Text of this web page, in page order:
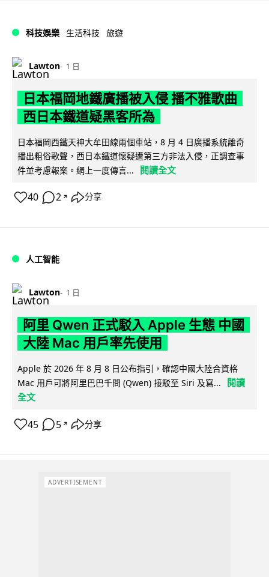
科技娛樂 生活科技 旅遊
Lawton 1 日
日本福岡地鐵廣播被入侵 播不雅歌曲
西日本鐵道疑黑客所為
日本福岡西鐵天神大牟田線兩個車站，8 月 4 日廣播系統離奇
播出粗俗歌聲，西日本鐵道懷疑遭第三方非法入侵，正調查事
件並考慮報案。網上一度傳言...
閱讀全文
40 2 ↗ 分享
人工智能
Lawton 1 日
阿里 Qwen 正式駁入 Apple 生態 中國
大陸 Mac 用戶率先使用
Apple 於 2026 年 8 月 8 日公布指引，確認中國大陸合資格
Mac 用戶可將阿里巴巴千問 (Qwen) 接駁至 Siri 及寫...
閱讀
全文
45 5 ↗ 分享
ADVERTISEMENT